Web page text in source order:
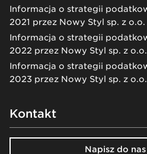
Informacja o strategii
2021 przez Nowy Styl sp. z o.o.
Informacja o strategii
2022 przez Nowy Styl sp. z o.o.
Informacja o strategii
2023 przez Nowy Styl sp. z o.o.
Kontakt
Napisz do nas